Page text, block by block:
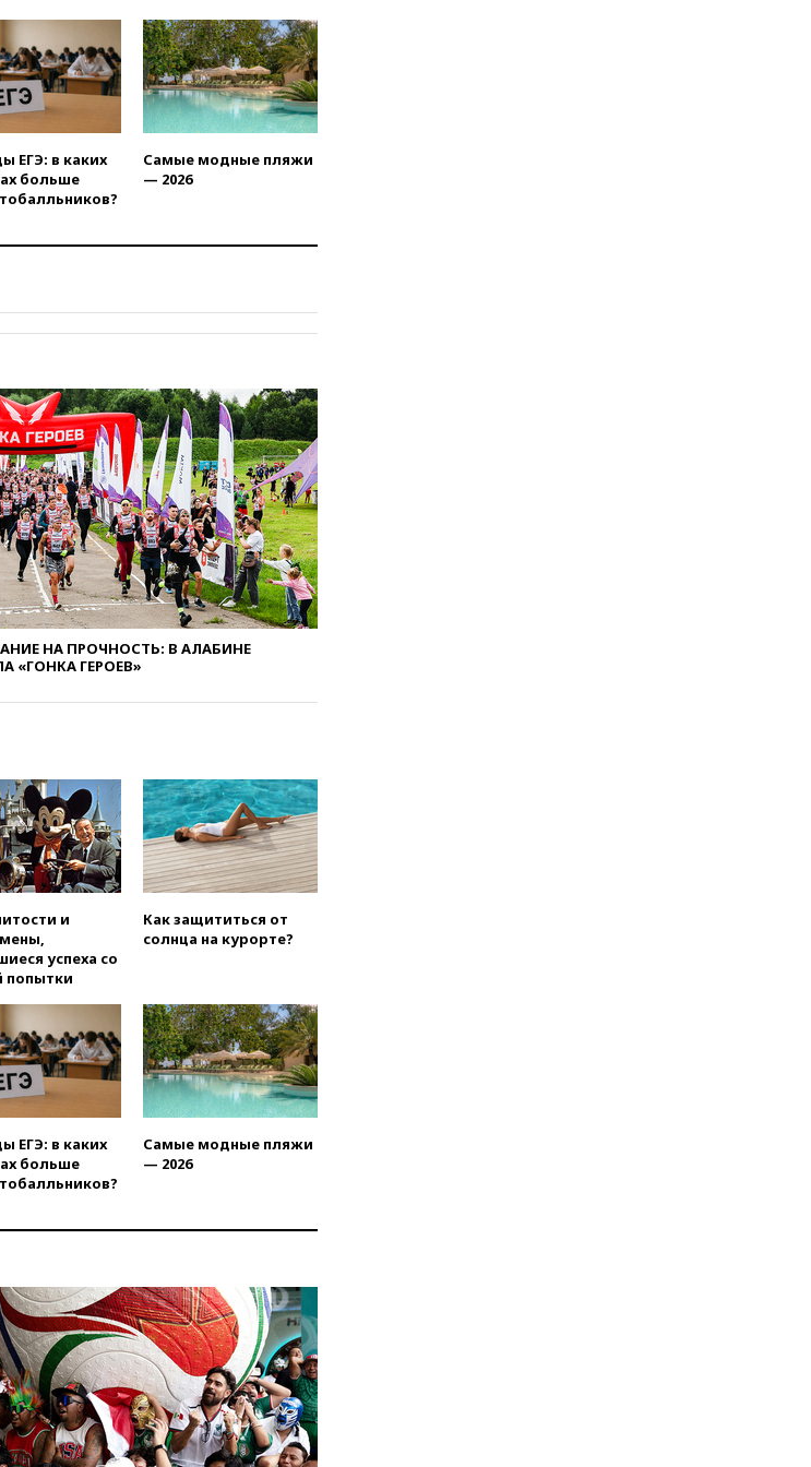
рассорить Россию и Казахстан
обречены на провал
02:00
Ни один водоем Англии
не соответствует нормам
химической безопасности
Трамп: США сами
нуждаются в дальнобойных
ракетах и системах Patriot
необходимости пополнения
признать «Яблоко»
нежелательной организацией
ребенок и женщина погибли
при падении деревьев во
время урагана
вчера, 22:55В Москве в
пятницу ожидаются ливни
вчера, 22:35Винисиус
продлил контракт с «Реалом»
до 2032 года
вчера, 22:28Отказаться от
российского гражданства
станет значительно дороже
вчера, 22:20
штурмовую дивизию
доклад о ситуации на
добропольском направлении
вчера, 21:58Генпрокуратура
признала нежелательным в
РФ американский Human
Rights Foundation
вчера, 21:35 «Аэрофлот»
отменяет часть рейсов в Сочи
и Геленджик
выиграл золото чемпионата
Европы в прыжках с 10-
метровой вышки
вчера, 21:10РФ не получала
обращений о прекращении
в Армении
вчера, 21:00
рекомендовать не посещать
Армению
вчера, 20:35ПВО за день
сбила еще 281 украинский
беспилотник над Россией
вчера, 20:27Ямпольская
призвала оптимизировать
олимпиады для поступления в
ЕГЭ: в каких
больше
Самые модные пляжи
— 2026
НА ПРОЧНОСТЬ: В АЛАБИНЕ
«ГОНКА ГЕРОЕВ»
и
успеха со
попытки
Как защититься от
солнца на курорте?
ЕГЭ: в каких
больше
Самые модные пляжи
— 2026